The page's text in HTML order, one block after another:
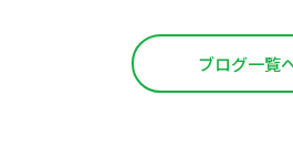
ブログ一覧